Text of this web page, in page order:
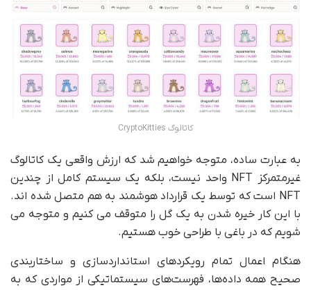
کاتالوگ CryptoKitties
به عبارت ساده، متوجه خواهیم شد که ارزش واقعی یک کاتالوگ‌
غیرمتمرکز NFT واحد نیست، بلکه یک سیستم کامل از چندین
NFT است که توسط یک قرارداد هوشمند به هم متصل شده اند.
با این کار خیره شدن به یک گل را متوقف می کنیم و متوجه می
شویم که در باغی با طراحی خوب هستیم.
هنگام اعمال تمام رویکردهای استانداردسازی و ساختاربندی
صحیح همه داده‌ها، فهرست‌های سیستماتیکی از مواردی که به